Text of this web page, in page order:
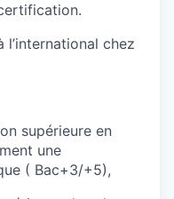
l’international chez
supérieure en
une
( Bac+3/+5),